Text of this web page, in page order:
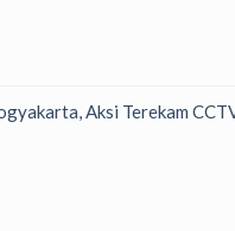
Aksi Terekam